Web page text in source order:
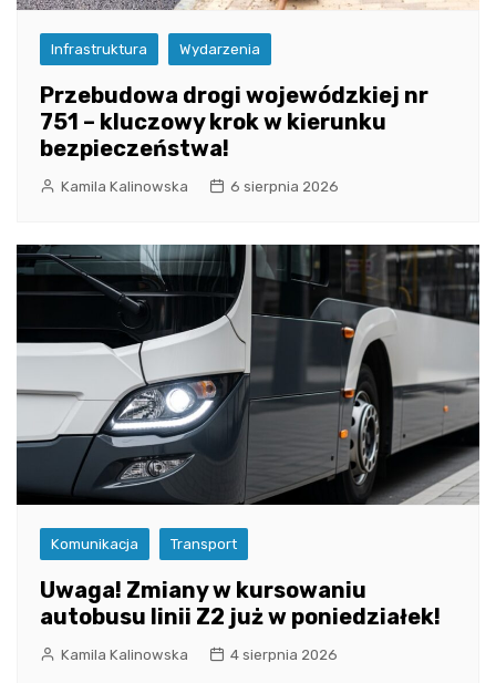
Infrastruktura Wydarzenia
Przebudowa drogi wojewódzkiej nr
751 – kluczowy krok w kierunku
bezpieczeństwa!
Kamila Kalinowska 6 sierpnia 2026
Komunikacja Transport
Uwaga! Zmiany w kursowaniu
autobusu linii Z2 już w poniedziałek!
Kamila Kalinowska 4 sierpnia 2026